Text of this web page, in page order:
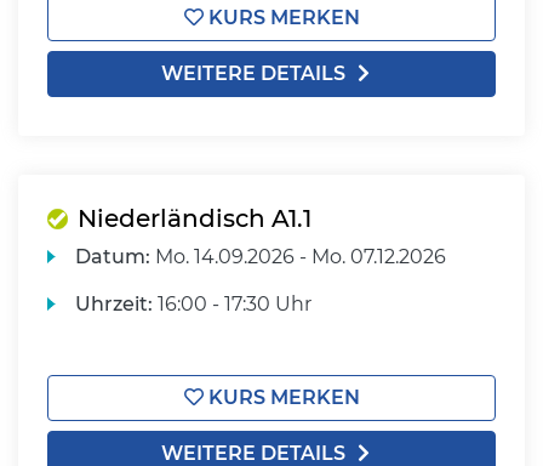
KURS MERKEN
WEITERE DETAILS
Niederländisch A1.1
Datum: Mo. 14.09.2026 - Mo. 07.12.2026
Uhrzeit: 16:00 - 17:30 Uhr
KURS MERKEN
WEITERE DETAILS